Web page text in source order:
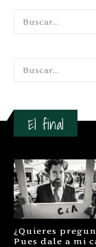
El final
¿Quieres
Pues dale a mi